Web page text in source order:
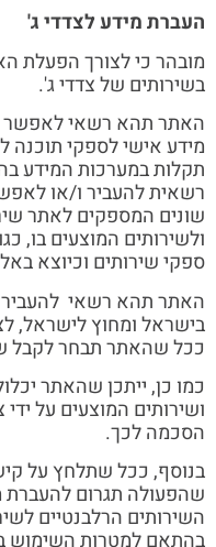
העברת מידע לצדדי ג'
מובהר כי לצורך הפעלת
בשירותים של צדדי ג'.
האתר תהא רשאי לאפשר
מידע אישי לספקי תוכנה
תקלות במערכות המידע
רשאית להעביר ו/או
שונים המספקים לאתר
ולשירותים המוצעים בו,
ספקי שירותים וכיוצא
האתר תהא רשאי להעביר
בישראל ומחוץ לישראל,
ככל שהאתר תבחר לקבל
כמו כן, ייתכן שהאתר
ושירותים המוצעים על
הסכמה לכך.
בנוסף, ככל שתלחץ על
שהפעולה תגרום להעברת
השירותים הרלבנטיים